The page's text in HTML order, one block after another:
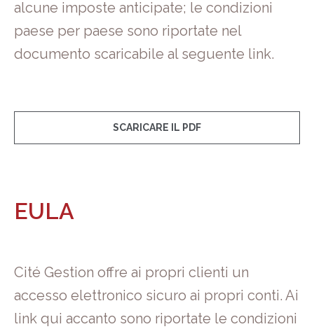
alcune imposte anticipate; le condizioni
paese per paese sono riportate nel
documento scaricabile al seguente link.
SCARICARE IL PDF
EULA
Cité Gestion offre ai propri clienti un
accesso elettronico sicuro ai propri conti. Ai
link qui accanto sono riportate le condizioni